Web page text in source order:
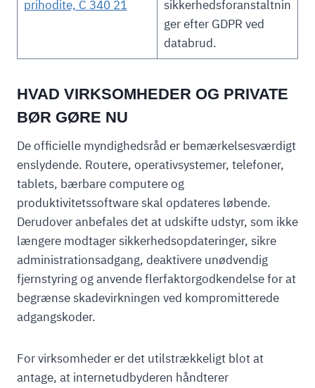
prihodite, C 340 21
sikkerhedsforanstaltnin
ger efter GDPR ved
databrud.
HVAD VIRKSOMHEDER OG PRIVATE
BØR GØRE NU
De officielle myndighedsråd er bemærkelsesværdigt
enslydende. Routere, operativsystemer, telefoner,
tablets, bærbare computere og
produktivitetssoftware skal opdateres løbende.
Derudover anbefales det at udskifte udstyr, som ikke
længere modtager sikkerhedsopdateringer, sikre
administrationsadgang, deaktivere unødvendig
fjernstyring og anvende flerfaktorgodkendelse for at
begrænse skadevirkningen ved kompromitterede
adgangskoder.
For virksomheder er det utilstrækkeligt blot at
antage, at internetudbyderen håndterer